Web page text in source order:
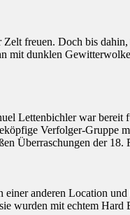
freuen. Doch bis dahin,
dunklen
Lettenbichler war
Verfolger-Gruppe
Überraschungen der 18.
anderen Location
wurden mit echtem